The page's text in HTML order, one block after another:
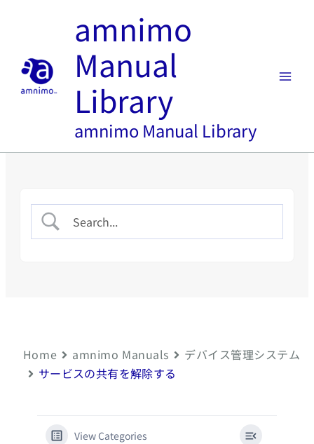
amnimo
Manual
Library
amnimo Manual Library
Home amnimo Manuals
デバイス管理システム
サービスの共有を解除する
View Categories